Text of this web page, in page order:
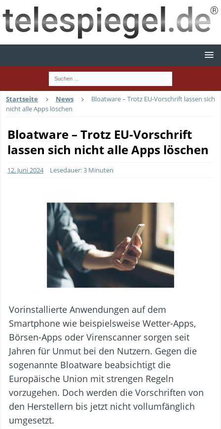
Startseite News
Bloatware – Trotz EU-Vorschrift lassen sich
nicht alle Apps löschen
Bloatware – Trotz EU-Vorschrift
lassen sich nicht alle Apps löschen
12. Juni 2024 Lesedauer: 3 Minuten
Vorinstallierte Anwendungen auf dem
Smartphone wie beispielsweise Wetter-Apps,
Börsen-Apps oder Virenscanner sorgen seit
Jahren für Unmut bei den Nutzern. Gegen die
sogenannte Bloatware beabsichtigt die
Europäische Union mit strengen Regeln
vorzugehen. Doch werden die Vorschriften von
den Herstellern bis jetzt nicht vollumfänglich
umgesetzt.